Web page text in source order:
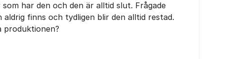
har den och den är alltid slut. Frågade
finns och tydligen blir den alltid restad.
produktionen?